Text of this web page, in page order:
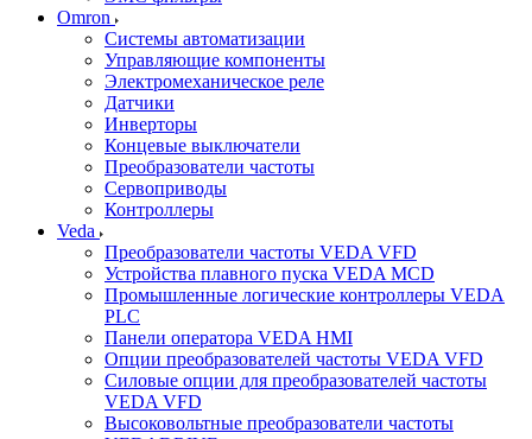
Omron
Системы автоматизации
Управляющие компоненты
Электромеханическое реле
Датчики
Инверторы
Концевые выключатели
Преобразователи частоты
Сервоприводы
Контроллеры
Veda
Преобразователи частоты VEDA VFD
Устройства плавного пуска VEDA MCD
Промышленные логические контроллеры VEDA
PLC
Панели оператора VEDA HMI
Опции преобразователей частоты VEDA VFD
Силовые опции для преобразователей частоты
VEDA VFD
Высоковольтные преобразователи частоты